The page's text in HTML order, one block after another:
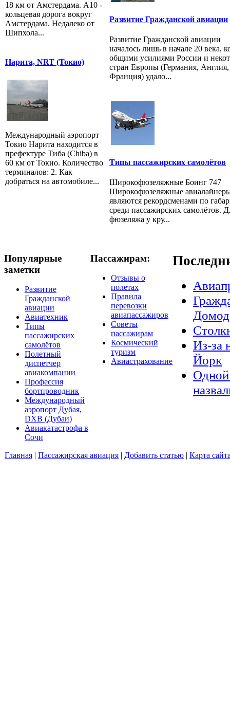
18 км от Амстердама. A10 -
кольцевая дорога вокруг
Амстердама. Недалеко от
Шипхола...
Нарита, NRT (Токио)
Международный аэропорт
Токио Нарита находится в
префектуре Тиба (Chiba) в
60 км от Токио. Количество
терминалов: 2. Как
добраться на автомобиле...
Развитие Гражданской авиации
Развитие Гражданской авиации
началось лишь в начале 20 века,
общими усилиями России и
стран Европы (Германия, Англия,
Франция) удало...
Типы пассажирских самолётов
Широкофюзеляжные Боинг 747
Широкофюзеляжные
являются рекордсменами по
среди пассажирских самолётов.
фюзеляжа у кру...
Популярные
заметки
Развитие
Гражданской
авиации
Авиатехник
Типы
пассажирских
самолётов
Полетный
диспетчер
авиакомпании
Профессия
бортпроводник
Международный
аэропорт Дубая,
DXB (Дубаи)
Авиакатастрофа в
Сочи
Пассажирам:
Отзывы о
полетах
Правила
перевозки
авиапассажиров
Советы
пассажирам
Космический
туризм
Авиастрахование
Из-за
Йорк
Одной
Главная | Пассажирская авиация | Добавить статью | Карта